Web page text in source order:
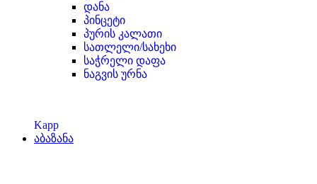
დანა
პინცეტი
პურის კალათი
სათლელი/სახეხი
საჭრელი დაფა
ნაგვის ურნა
Kapp
აბაზანა